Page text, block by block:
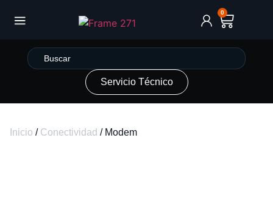
0
Servicio Técnico
Inicio / Conectividad / Modem